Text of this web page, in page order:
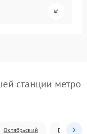
станции метро
Октябрьский